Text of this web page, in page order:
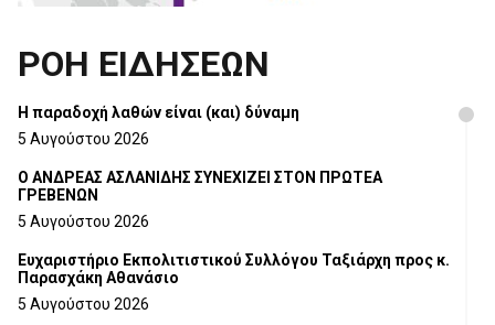
ΡΟΗ ΕΙΔΗΣΕΩΝ
H παραδοχή λαθών είναι (και) δύναμη
5 Αυγούστου 2026
Ο ΑΝΔΡΕΑΣ ΑΣΛΑΝΙΔΗΣ ΣΥΝΕΧΙΖΕΙ ΣΤΟΝ ΠΡΩΤΕΑ
ΓΡΕΒΕΝΩΝ
5 Αυγούστου 2026
Ευχαριστήριο Εκπολιτιστικού Συλλόγου Ταξιάρχη προς κ.
Παρασχάκη Αθανάσιο
5 Αυγούστου 2026